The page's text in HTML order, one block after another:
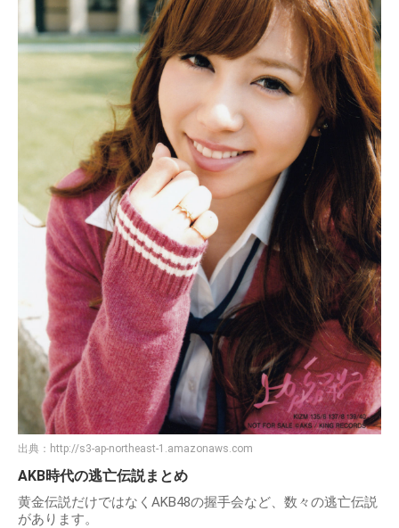
出典： http://s3-ap-northeast-1.amazonaws.com
AKB時代の逃亡伝説まとめ
黄金伝説だけではなくAKB48の握手会など、数々の逃亡伝説
があります。